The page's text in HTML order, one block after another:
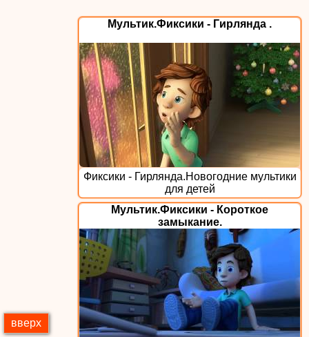
Мультик.Фиксики - Гирлянда .
Фиксики - Гирлянда.Новогодние мультики
для детей
Мультик.Фиксики - Короткое
замыкание.
вверх